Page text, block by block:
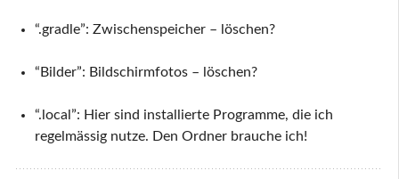
“.gradle”: Zwischenspeicher – löschen?
“Bilder”: Bildschirmfotos – löschen?
“.local”: Hier sind installierte Programme, die ich
regelmässig nutze. Den Ordner brauche ich!